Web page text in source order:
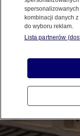
Udostępnij
kombinacji danych
do wyboru reklam.
Lista partnerów